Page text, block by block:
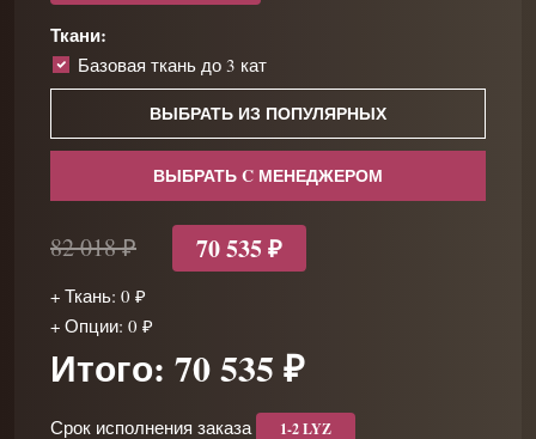
Ткани:
Базовая ткань до 3 кат
ВЫБРАТЬ ИЗ ПОПУЛЯРНЫХ
ВЫБРАТЬ C МЕНЕДЖЕРОМ
82 018 ₽ 70 535 ₽
+ Ткань: 0 ₽
+ Опции: 0 ₽
Итого: 70 535 ₽
Срок исполнения заказа 1-2 LYZ